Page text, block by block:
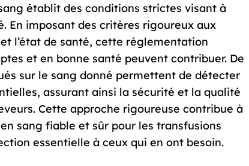
établit des conditions strictes visant à
En imposant des critères rigoureux aux
l’état de santé, cette réglementation
et en bonne santé peuvent contribuer. De
sur le sang donné permettent de détecter
assurant ainsi la sécurité et la qualité
Cette approche rigoureuse contribue à
sang fiable et sûr pour les transfusions
essentielle à ceux qui en ont besoin.